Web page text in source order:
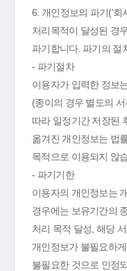
6. 개인정보의 파기('회
처리목적이 달성된 경
파기합니다. 파기의 절
- 파기절차
이용자가 입력한 정보
(종이의 경우 별도의
따라 일정기간 저장된
옮겨진 개인정보는 법
목적으로 이용되지 않
- 파기기한
이용자의 개인정보는
경우에는 보유기간의
처리 목적 달성, 해당
개인정보가 불필요하
불필요한 것으로 인정